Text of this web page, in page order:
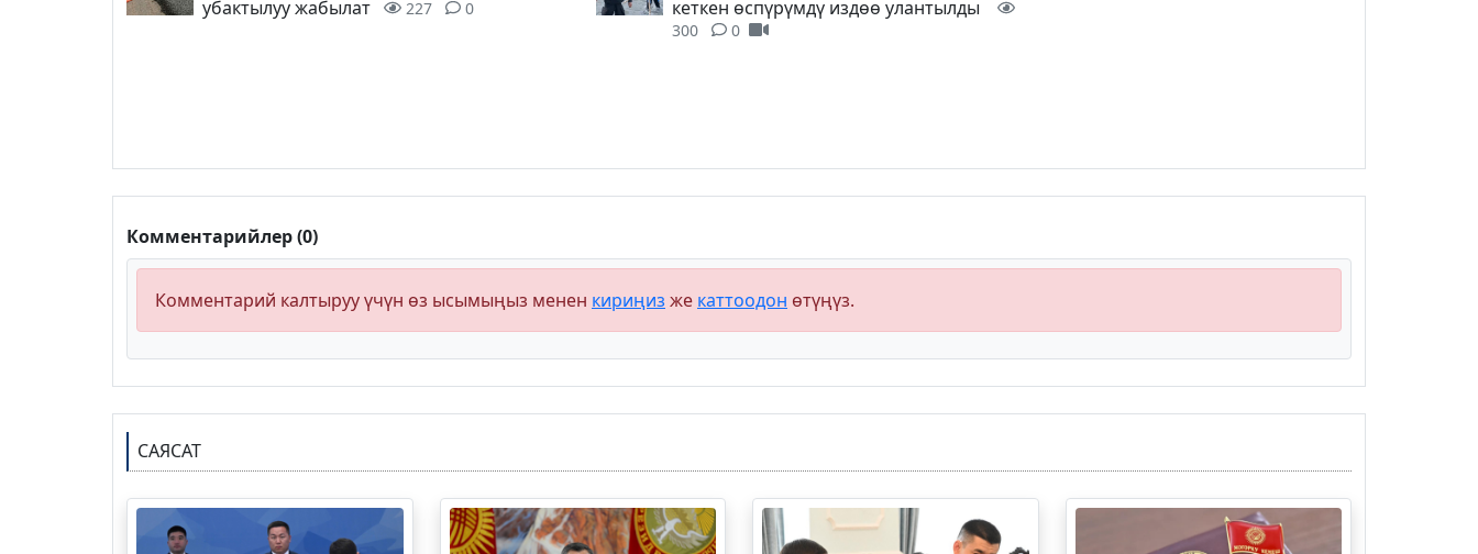
убактылуу жабылат
227 0
кеткен өспүрүмдү издөө улантылды
300 0
Комментарийлер (0)
Комментарий калтыруу үчүн өз ысымыңыз менен кириңиз же каттоодон өтүңүз.
САЯСАТ